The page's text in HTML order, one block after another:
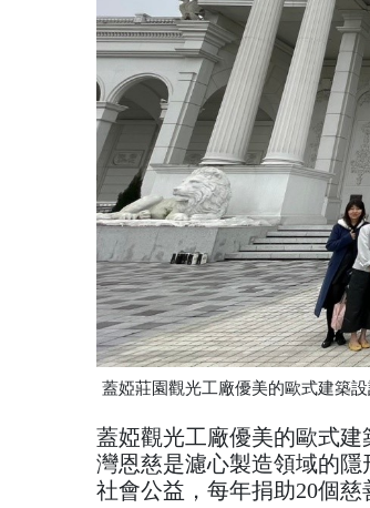
蓋婭莊園觀光工廠優美的歐式建築
蓋婭觀光工廠優美的歐式
灣恩慈是濾心製造領域的
社會公益，每年捐助20個